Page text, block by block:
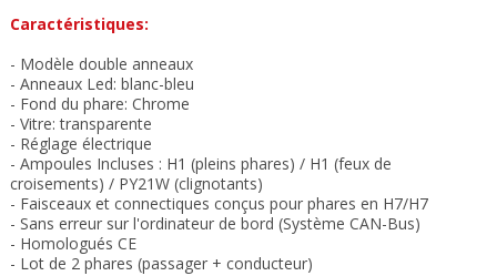
Caractéristiques:
- Modèle double anneaux
- Anneaux Led: blanc-bleu
- Fond du phare: Chrome
- Vitre: transparente
- Réglage électrique
- Ampoules Incluses : H1 (pleins phares) / H1 (feux de
croisements) / PY21W (clignotants)
- Faisceaux et connectiques conçus pour phares en H7/H7
- Sans erreur sur l'ordinateur de bord (Système CAN-Bus)
- Homologués CE
- Lot de 2 phares (passager + conducteur)